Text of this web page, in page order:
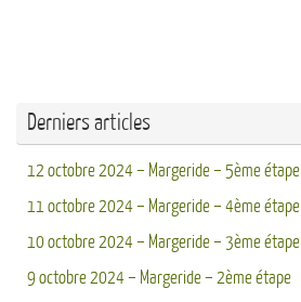
Derniers articles
12 octobre 2024 – Margeride – 5ème étape
11 octobre 2024 – Margeride – 4ème étape
10 octobre 2024 – Margeride – 3ème étape
9 octobre 2024 – Margeride – 2ème étape